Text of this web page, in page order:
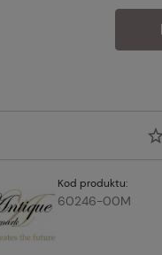
Kod produktu:
60246-00M